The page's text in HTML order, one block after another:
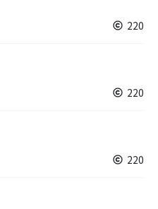
220
220
220